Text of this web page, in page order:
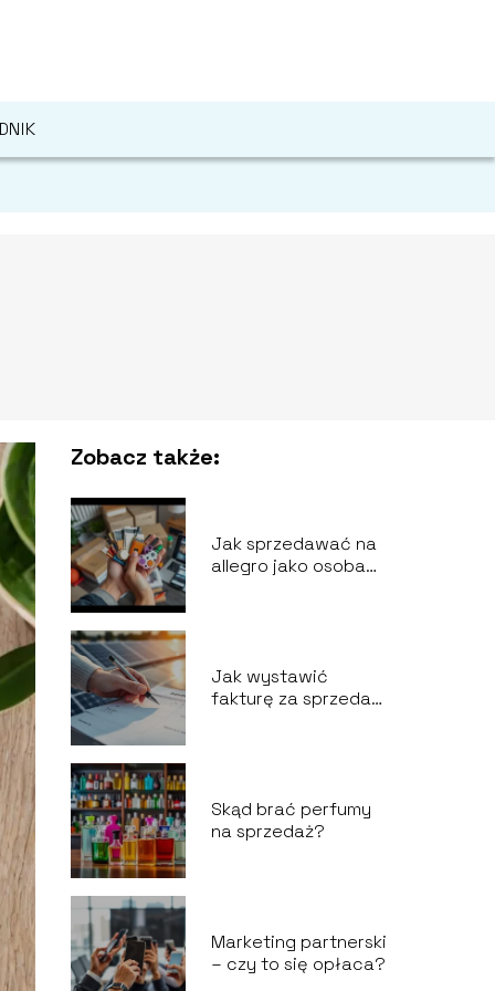
Zobacz także:
Jak sprzedawać na
allegro jako osoba
Jak wystawić
fakturę za sprzedaż
Skąd brać perfumy
na sprzedaż?
Marketing partnerski
– czy to się opłaca?